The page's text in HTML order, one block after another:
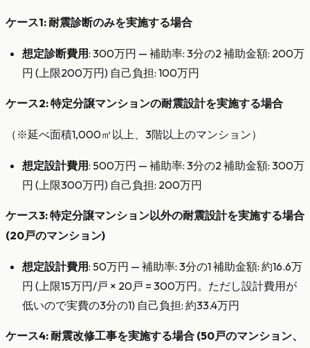
ケース1: 耐震診断のみを実施する場合
想定診断費用: 300万円 — 補助率: 3分の2 補助金額: 200万
円 (上限200万円) 自己負担: 100万円
ケース2: 特定分譲マンションの耐震設計を実施する場合
（※延べ面積1,000㎡以上、3階以上のマンション）
想定設計費用: 500万円 — 補助率: 3分の2 補助金額: 300万
円 (上限300万円) 自己負担: 200万円
ケース3: 特定分譲マンション以外の耐震設計を実施する場合
(20戸のマンション)
想定設計費用: 50万円 — 補助率: 3分の1 補助金額: 約16.6万
円 (上限15万円/戸 × 20戸 = 300万円。ただし設計費用が
低いので実費の3分の1) 自己負担: 約33.4万円
ケース4: 耐震改修工事を実施する場合 (50戸のマンション、